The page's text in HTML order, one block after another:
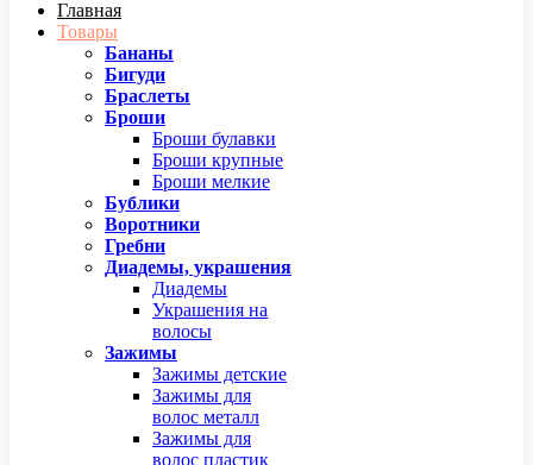
Главная
Товары
Бананы
Бигуди
Браслеты
Броши
Броши булавки
Броши крупные
Броши мелкие
Бублики
Воротники
Гребни
Диадемы, украшения
Диадемы
Украшения на
волосы
Зажимы
Зажимы детские
Зажимы для
волос металл
Зажимы для
волос пластик